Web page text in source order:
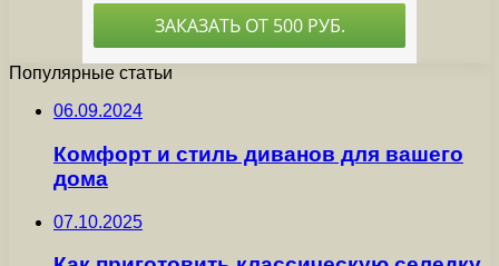
Популярные статьи
06.09.2024
Комфорт и стиль диванов для вашего
дома
07.10.2025